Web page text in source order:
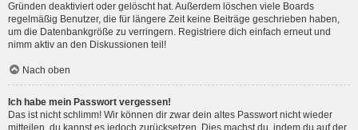
Gründen deaktiviert oder gelöscht hat. Außerdem löschen viele Boards
regelmäßig Benutzer, die für längere Zeit keine Beiträge geschrieben haben,
um die Datenbankgröße zu verringern. Registriere dich einfach erneut und
nimm aktiv an den Diskussionen teil!
Nach oben
Ich habe mein Passwort vergessen!
Das ist nicht schlimm! Wir können dir zwar dein altes Passwort nicht wieder
mitteilen, du kannst es jedoch zurücksetzen. Dies machst du, indem du auf der